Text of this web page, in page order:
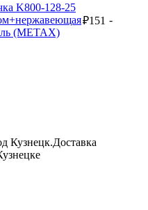
K800-128-25
(METAX)
₽151 -
Кузнецк.Доставка